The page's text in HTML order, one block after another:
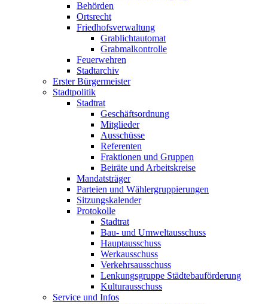
Behörden
Ortsrecht
Friedhofsverwaltung
Grablichtautomat
Grabmalkontrolle
Feuerwehren
Stadtarchiv
Erster Bürgermeister
Stadtpolitik
Stadtrat
Geschäftsordnung
Mitglieder
Ausschüsse
Referenten
Fraktionen und Gruppen
Beiräte und Arbeitskreise
Mandatsträger
Parteien und Wählergruppierungen
Sitzungskalender
Protokolle
Stadtrat
Bau- und Umweltausschuss
Hauptausschuss
Werkausschuss
Verkehrsausschuss
Lenkungsgruppe Städtebauförderung
Kulturausschuss
Service und Infos